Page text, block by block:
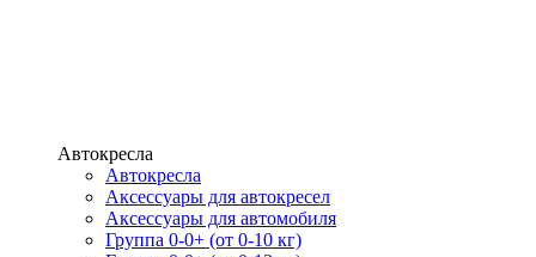
Автокресла
Автокресла
Аксессуары для автокресел
Аксессуары для автомобиля
Группа 0-0+ (от 0-10 кг)